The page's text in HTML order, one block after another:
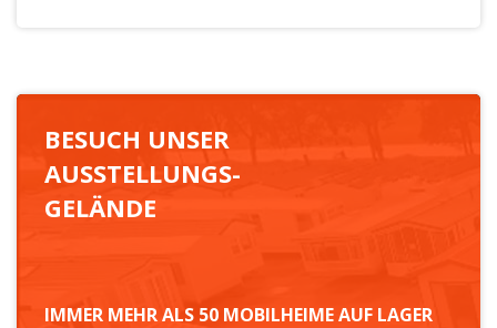
BESUCH UNSER
AUSSTELLUNGS-
GELÄNDE
IMMER MEHR ALS 50 MOBILHEIME AUF LAGER